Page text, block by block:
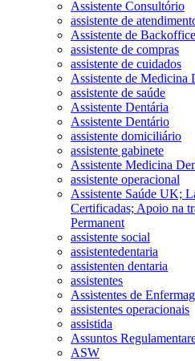
Assistente Consultório
assistente de
Assistente de Backoffice
assistente de compras
assistente de cuidados
Assistente de Medicina
assistente de saúde
Assistente Dentária
Assistente Dentário
assistente domiciliário
assistente gabinete
Assistente Medicina
assistente operacional
Assistente Saúde UK;
Certificadas; Apoio na
Permanent
assistente social
assistentedentaria
assistenten dentaria
assistentes
Assistentes de
assistentes operacionais
assistida
Assuntos
ASW